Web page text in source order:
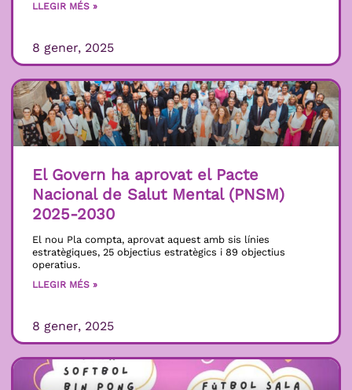
LLEGIR MÉS »
8 gener, 2025
El Govern ha aprovat el Pacte
Nacional de Salut Mental (PNSM)
2025-2030
El nou Pla compta, aprovat aquest amb sis línies
estratègiques, 25 objectius estratègics i 89 objectius
operatius.
LLEGIR MÉS »
8 gener, 2025